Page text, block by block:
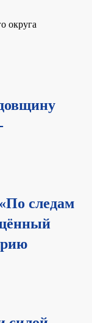
округа
следам